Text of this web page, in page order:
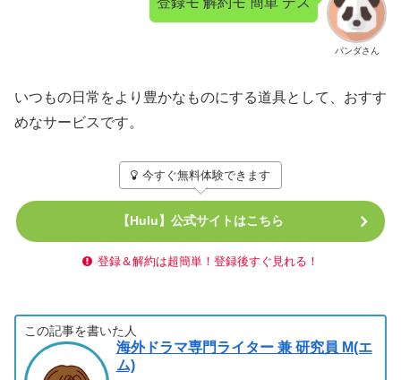
パンダさん
いつもの日常をより豊かなものにする道具として、おすす
めなサービスです。
今すぐ無料体験できます
【Hulu】公式サイトはこちら
登録＆解約は超簡単！登録後すぐ見れる！
この記事を書いた人
海外ドラマ専門ライター 兼 研究員 M(エ
ム)